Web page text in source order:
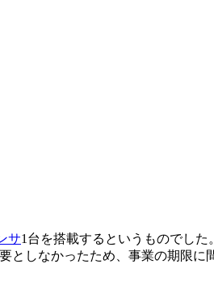
サ1台を搭載するというものでし
しなかったため、事業の期限に